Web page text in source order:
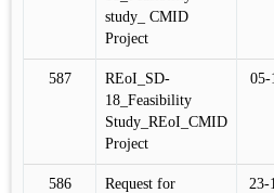
study_ CMID
Project
587
REoI_SD-
18_Feasibility
Study_REoI_CMID
Project
05-
586
Request for
23-